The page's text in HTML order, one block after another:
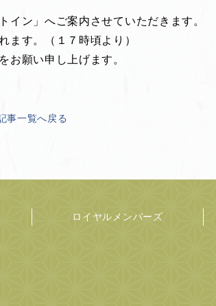
イン」へご案内させていただきます。
ます。（１７時頃より）
お願い申し上げます。
事一覧へ戻る
ロイヤルメンバーズ